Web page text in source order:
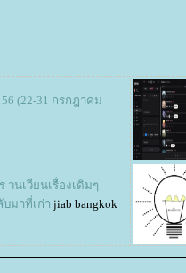
(22-31 กรกฎาคม
วนเวียนเรื่องเดิมๆ
มาที่เก่า jiab bangkok